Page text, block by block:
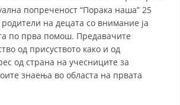
РАКОВОДЕН ОДБОР
СОБРАНИЕ
попреченост “Порака наша” 25
на децата со вниманиe ја
по прва помош. Предавачите
од присуството како и од
од страна на учесниците за
знаења во областа на првата